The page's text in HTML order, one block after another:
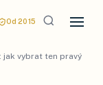
Od 2015
jak vybrat ten pravý